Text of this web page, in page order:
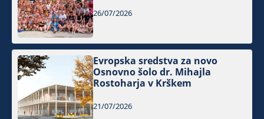
26/07/2026
Evropska sredstva za novo
Osnovno šolo dr. Mihajla
Rostoharja v Krškem
21/07/2026